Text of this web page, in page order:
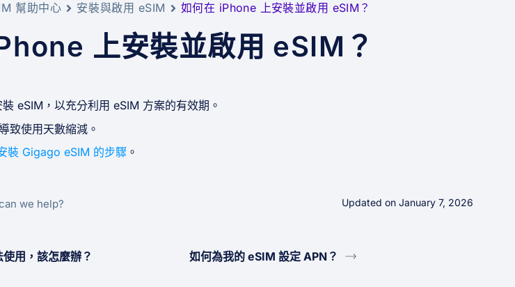
幫助中心 安裝與啟用 eSIM 如何在 iPhone 上安裝並啟用 eSIM？
上安裝並啟用 eSIM？
eSIM，以充分利用 eSIM 方案的有效期。
致使用天數縮減。
裝 Gigago eSIM 的步驟 。
we help? Updated on January 7, 2026
用，該怎麼辦？ 如何為我的 eSIM 設定 APN？